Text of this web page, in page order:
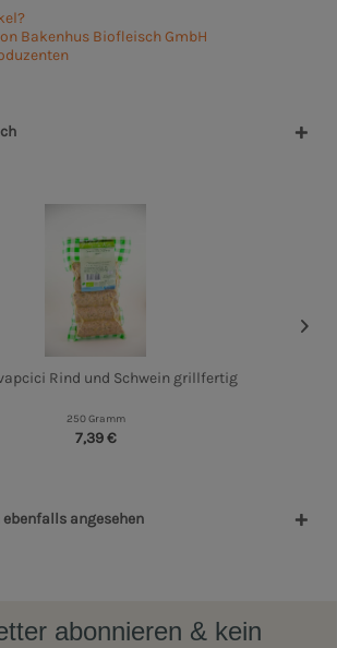
Bakenhus Biofleisch GmbH
Rind und Schwein grillfertig
250 Gramm
7,39 €
angesehen
abonnieren & kein